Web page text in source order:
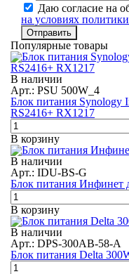
Даю согласие на
на условиях
Отправить
Популярные товары
В наличии
Арт.: PSU 500W_4
Блок питания Synology
RS2416+ RX1217
В корзину
В наличии
Арт.: IDU-BS-G
Блок питания Инфинет
В корзину
В наличии
Арт.: DPS-300AB-58-A
Блок питания Delta